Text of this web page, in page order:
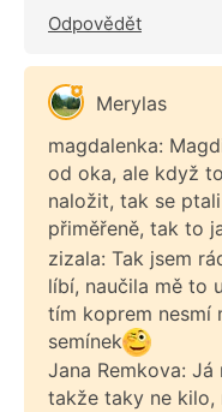
Odpovědět
Merylas
magdalenka:
od oka, ale když
naložit, tak se
přiměřeně, tak to
zizala: Tak jsem
líbí, naučila mě to
tím koprem nesmí
semínek
Jana Remkova:
takže taky ne kilo,